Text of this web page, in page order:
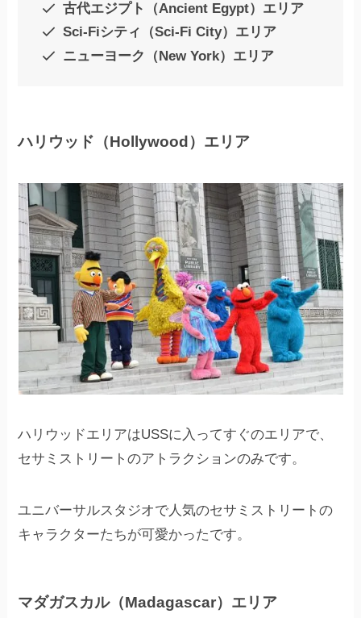
古代エジプト（Ancient Egypt）エリア
Sci-Fiシティ（Sci-Fi City）エリア
ニューヨーク（New York）エリア
ハリウッド（Hollywood）エリア
ハリウッドエリアはUSSに入ってすぐのエリアで、
セサミストリートのアトラクションのみです。
ユニバーサルスタジオで人気のセサミストリートの
キャラクターたちが可愛かったです。
マダガスカル（Madagascar）エリア